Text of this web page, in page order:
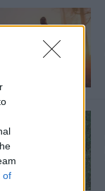
of